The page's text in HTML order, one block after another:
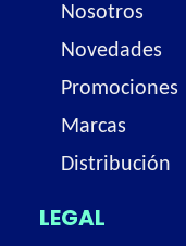
Nosotros
Novedades
Promociones
Marcas
Distribución
LEGAL